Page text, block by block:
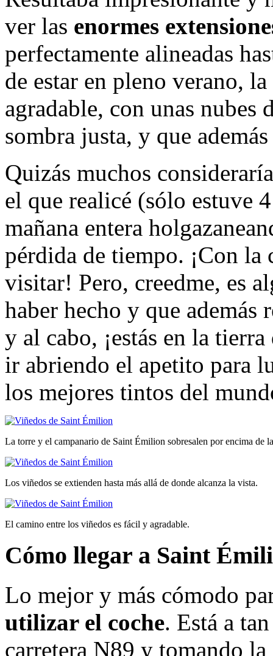
ver las enormes
perfectamente alineadas
de estar en pleno verano,
agradable, con unas nubes
sombra justa, y que
Quizás muchos
el que realicé (sólo estuve
mañana entera
pérdida de tiempo. ¡Con la
visitar! Pero, creedme, es
haber hecho y que
y al cabo, ¡estás en la
ir abriendo el apetito para
los mejores tintos del
La torre y el campanario de Saint Émilion sobresalen por encima de
Los viñedos se extienden hasta más allá de donde alcanza la vista.
El camino entre los viñedos es fácil y agradable.
Cómo llegar a Saint
Lo mejor y más cómodo
utilizar el coche. Está a
carretera N89 y tomando